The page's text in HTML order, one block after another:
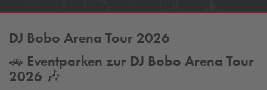
DJ Bobo Arena Tour 2026
🚗 Eventparken zur DJ Bobo Arena Tour
2026 🎶